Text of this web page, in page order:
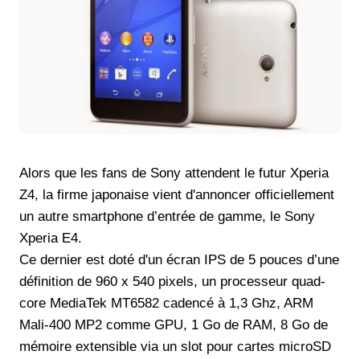
Alors que les fans de Sony attendent le futur Xperia
Z4, la firme japonaise vient d'annoncer officiellement
un autre smartphone d’entrée de gamme, le Sony
Xperia E4.
Ce dernier est doté d'un écran IPS de 5 pouces d’une
définition de 960 x 540 pixels, un processeur quad-
core MediaTek MT6582 cadencé à 1,3 Ghz, ARM
Mali-400 MP2 comme GPU, 1 Go de RAM, 8 Go de
mémoire extensible via un slot pour cartes microSD